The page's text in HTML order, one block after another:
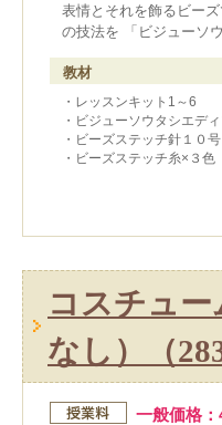
表情とそれを飾るビー
の技法を 「ビジューソ
教材
・レッスンキット1～6
・ビジューソウタシエデ
・ビーズステッチ針１０
・ビーズステッチ糸×３色
コスチュ
なし）（
一般価格